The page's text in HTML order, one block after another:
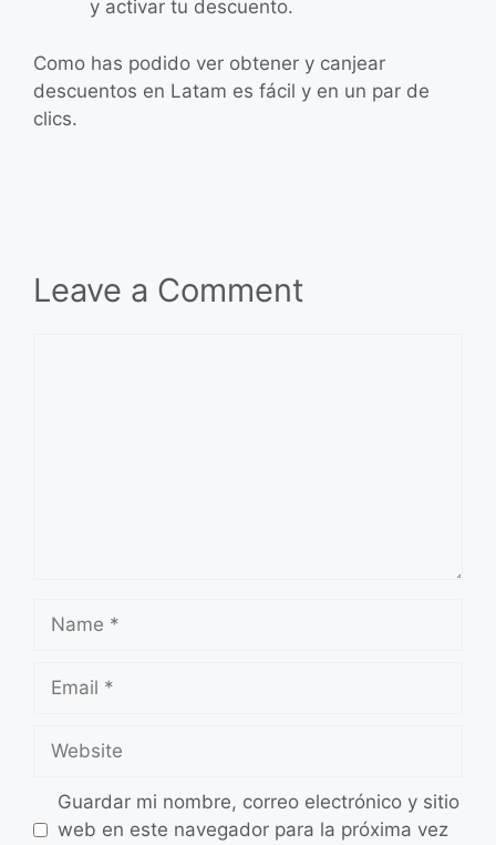
y activar tu descuento.
Como has podido ver obtener y canjear
descuentos en Latam es fácil y en un par de
clics.
Leave a Comment
Name
Email
Website
Guardar mi nombre, correo electrónico y sitio
web en este navegador para la próxima vez